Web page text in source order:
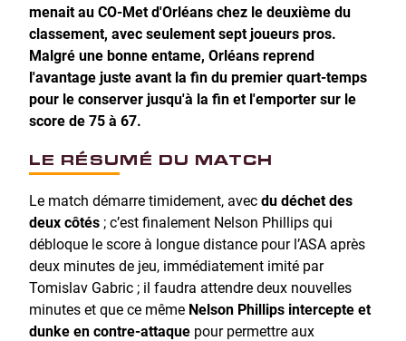
menait au CO-Met d'Orléans chez le deuxième du
classement, avec seulement sept joueurs pros.
Malgré une bonne entame, Orléans reprend
l'avantage juste avant la fin du premier quart-temps
pour le conserver jusqu'à la fin et l'emporter sur le
score de 75 à 67.
LE RÉSUMÉ DU MATCH
Le match démarre timidement, avecdu déchet des
deux côtés ; c’est finalement Nelson Phillips qui
débloque le score à longue distance pour l’ASA après
deux minutes de jeu, immédiatement imité par
Tomislav Gabric ; il faudra attendre deux nouvelles
minutes et que ce même Nelson Phillips intercepte et
dunke en contre-attaque pour permettre aux